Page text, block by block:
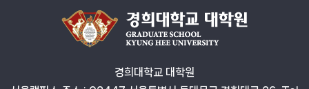
경희대학교 대학원